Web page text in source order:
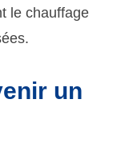
le chauffage
un